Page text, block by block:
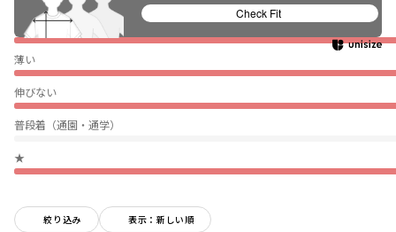
ぴったり
薄い
伸びない
普段着（通園・通学）
★
絞り込み 表示：新しい順
Check Fit